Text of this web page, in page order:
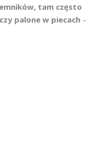
tam często
palone w piecach –